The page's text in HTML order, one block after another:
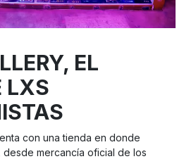
, EL
LXS
con una tienda en donde
mercancía oficial de los